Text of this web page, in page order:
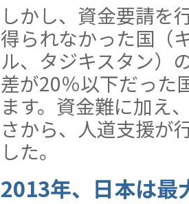
しかし、資金要請を
得られなかった国（
ル、タジキスタン）
差が20％以下だった
ます。資金難に加え
さから、人道支援が
した。
2013年、日本は最